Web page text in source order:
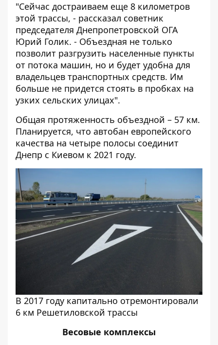
"Сейчас достраиваем еще 8 километров
этой трассы, - рассказал советник
председателя Днепропетровской ОГА
Юрий Голик. - Объездная не только
позволит разгрузить населенные пункты
от потока машин, но и будет удобна для
владельцев транспортных средств. Им
больше не придется стоять в пробках на
узких сельских улицах".
Общая протяженность объездной – 57 км.
Планируется, что автобан европейского
качества на четыре полосы соединит
Днепр с Киевом к 2021 году.
В 2017 году капитально отремонтировали
6 км Решетиловской трассы
Весовые комплексы